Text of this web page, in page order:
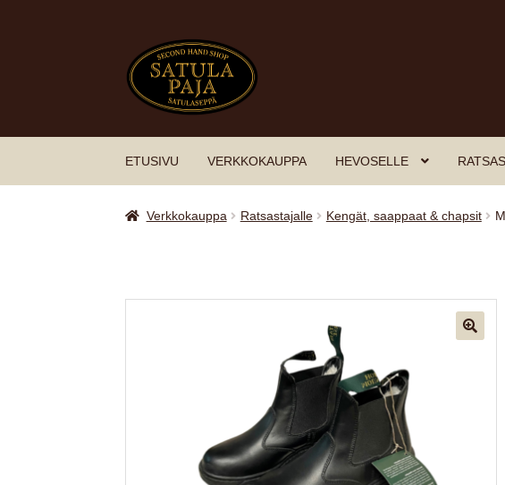
Siirry
navigointiin
Siirry
sisältöön
ETUSIVU VERKKOKAUPPA HEVOSELLE
Verkkokauppa Ratsastajalle Kengät, saappaat & chapsit